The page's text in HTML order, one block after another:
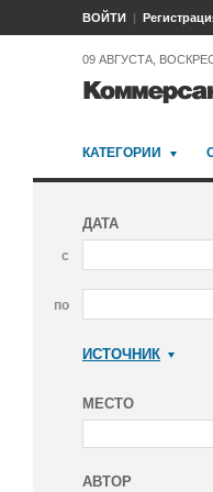
ВОЙТИ
09 АВГУСТА,
КАТЕГОРИИ
ДАТА
с
по
ИСТОЧНИК
МЕСТО
АВТОР